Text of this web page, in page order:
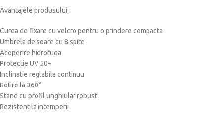
Avantajele produsului:
Curea de fixare cu velcro pentru o prindere compacta
Umbrela de soare cu 8 spite
Acoperire hidrofuga
Protectie UV 50+
Inclinatie reglabila continuu
Rotire la 360°
Stand cu profil unghiular robust
Rezistent la intemperii